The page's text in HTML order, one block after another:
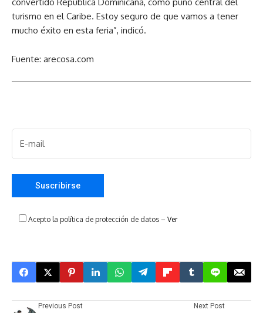
turismo en el Caribe. Estoy seguro de que vamos a tener
mucho éxito en esta feria”, indicó.
Fuente: arecosa.com
Acepto la política de protección de datos – Ver
Previous Post Next Post